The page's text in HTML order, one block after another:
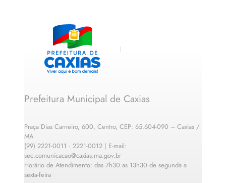
Prefeitura Municipal de Caxias
Praça Dias Carneiro, 600, Centro, CEP: 65.604-090 – Caxias /
MA
(99) 2221-0011 · 2221-0012 | E-mail:
sec.comunicacao@caxias.ma.gov.br
Horário de Atendimento: das 7h30 as 13h30 de segunda a
sexta-feira